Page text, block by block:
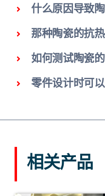
什么原因导致
那种陶瓷的抗
如何测试陶瓷
零件设计时可
相关产品